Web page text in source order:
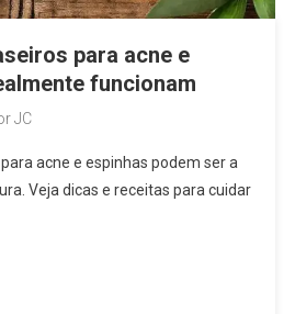
para acne e
funcionam
JC
acne e espinhas podem ser a
Veja dicas e receitas para cuidar